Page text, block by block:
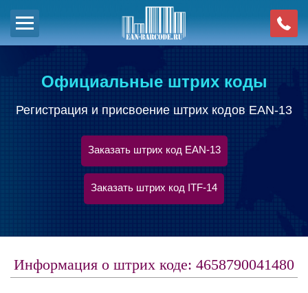
Официальные штрих коды
Регистрация и присвоение штрих кодов EAN-13
Заказать штрих код EAN-13
Заказать штрих код ITF-14
Информация о штрих коде: 4658790041480